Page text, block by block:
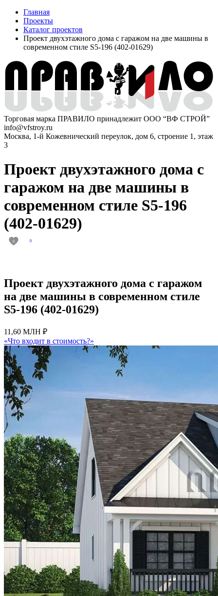
Главная
Проекты
Каталог проектов
Проект двухэтажного дома с гаражом на две машины в
современном стиле S5-196 (402-01629)
Торговая марка ПРАВИЛО принадлежит ООО “ВФ СТРОЙ”
info@vfstroy.ru
Москва, 1-й Кожевнический переулок, дом 6, строение 1, этаж
3
Проект двухэтажного дома с
гаражом на две машины в
современном стиле S5-196
(402-01629)
0 0
Проект двухэтажного дома с гаражом
на две машины в современном стиле
S5-196 (402-01629)
11,60 МЛН ₽
«Что входит в стоимость?»